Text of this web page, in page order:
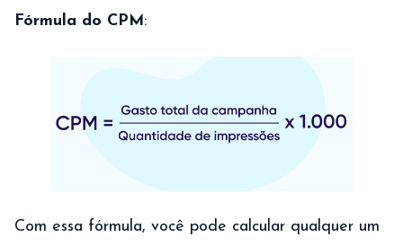
Fórmula do CPM :
Com essa fórmula, você pode calcular qualquer um